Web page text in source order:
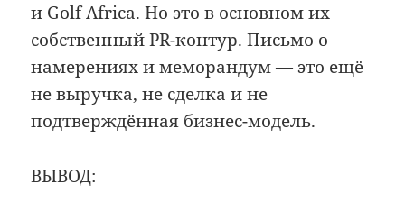
и Golf Africa. Но это в основном их
собственный PR-контур. Письмо о
намерениях и меморандум — это ещё
не выручка, не сделка и не
подтверждённая бизнес-модель.
ВЫВОД: